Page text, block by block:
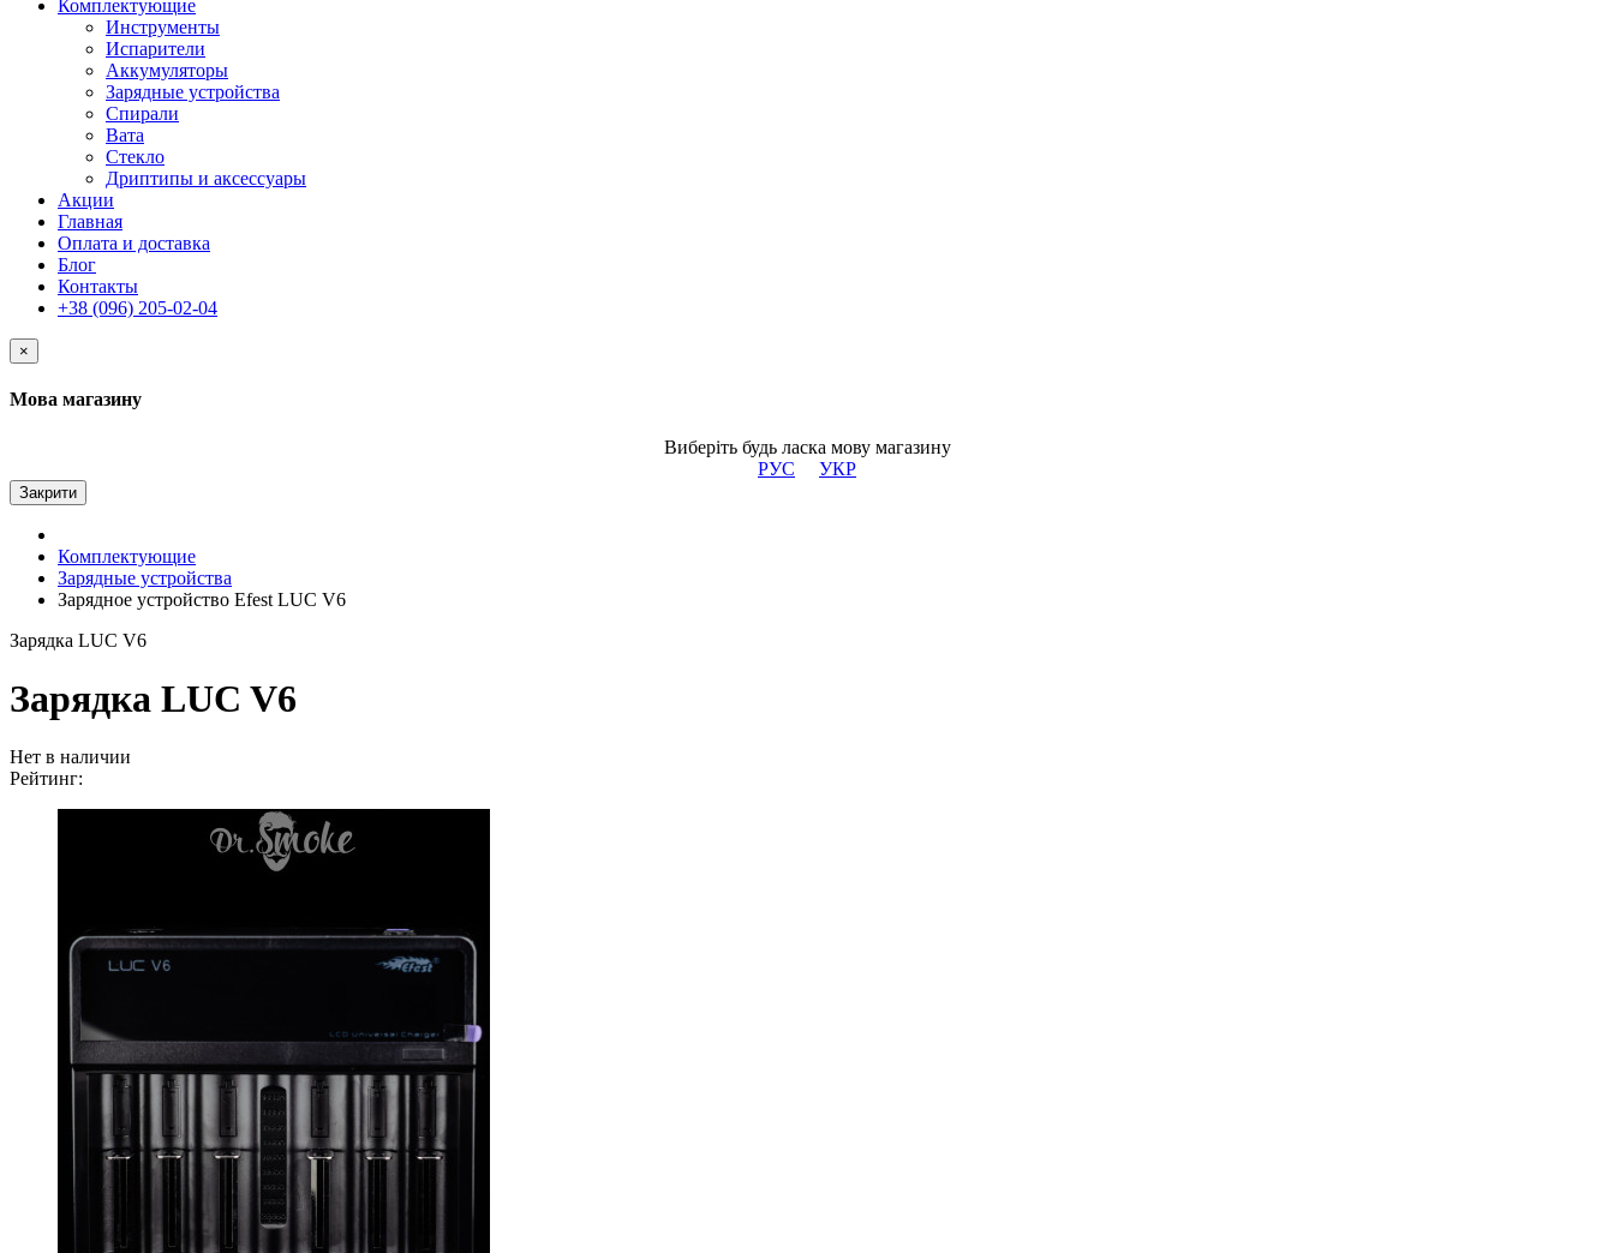
Комплектующие
Инструменты
Испарители
Аккумуляторы
Зарядные устройства
Спирали
Вата
Стекло
Дриптипы и аксессуары
Акции
Главная
Оплата и доставка
Блог
Контакты
+38 (096) 205-02-04
×
Мова магазину
Виберіть будь ласка мову магазину
РУС
УКР
Закрити
Комплектующие
Зарядные устройства
Зарядное устройство Efest LUC V6
Зарядка LUC V6
Зарядка LUC V6
Нет в наличии
Рейтинг: